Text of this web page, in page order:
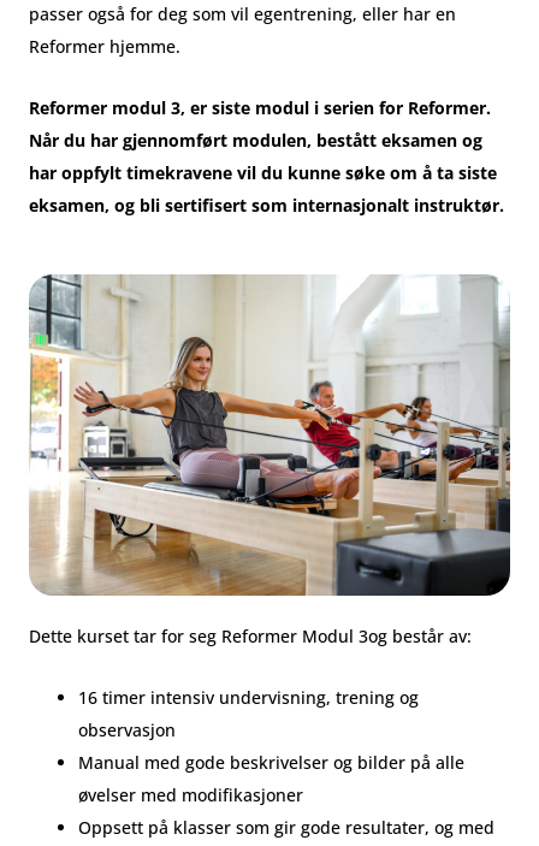
passer også for deg som vil egentrening, eller har en
Reformer hjemme.
Reformer modul 3, er siste modul i serien for Reformer.
Når du har gjennomført modulen, bestått eksamen og
har oppfylt timekravene vil du kunne søke om å ta siste
eksamen, og bli sertifisert som internasjonalt instruktør.
Dette kurset tar for seg Reformer Modul 3og består av:
16 timer intensiv undervisning, trening og
observasjon
Manual med gode beskrivelser og bilder på alle
øvelser med modifikasjoner
Oppsett på klasser som gir gode resultater, og med